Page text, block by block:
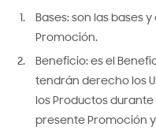
Bases: son las bases
Promoción.
Beneficio: es el
tendrán derecho los
los Productos
presente Promoción
85"
98"
100″
Anafes eléctricos
Microondas
Campanas y